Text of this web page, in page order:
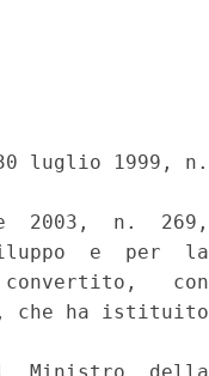
luglio 1999, n.
2003,  n.  269,
e  per  la
con
che ha istituito